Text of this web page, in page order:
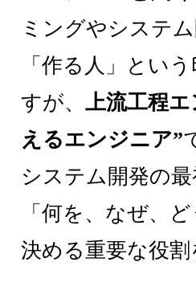
ミングやシステ
「作る人」とい
すが、上流工程
えるエンジニア”
システム開発の
「何を、なぜ、
決める重要な役割